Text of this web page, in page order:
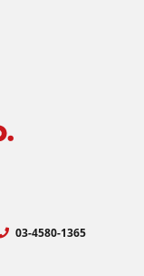
03-4580-1365